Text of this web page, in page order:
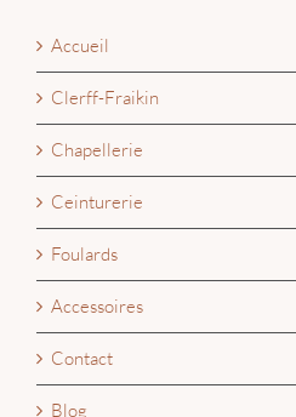
Accueil
Clerff-Fraikin
Chapellerie
Ceinturerie
Foulards
Accessoires
Contact
Blog